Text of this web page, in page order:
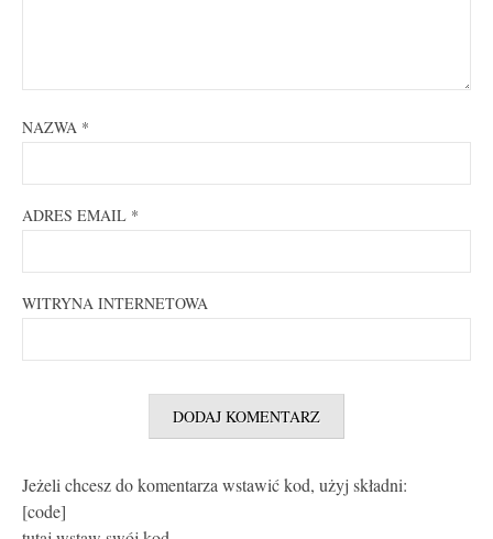
NAZWA *
ADRES EMAIL *
WITRYNA INTERNETOWA
Jeżeli chcesz do komentarza wstawić kod, użyj składni:
[code]